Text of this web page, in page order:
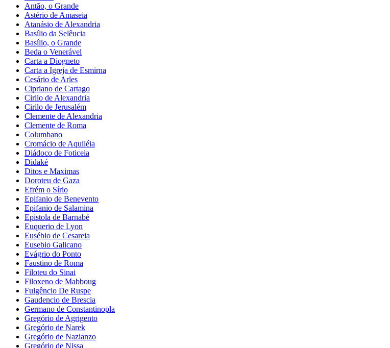
Antão, o Grande
Astério de Amaseia
Atanásio de Alexandria
Basílio da Selêucia
Basílio, o Grande
Beda o Venerável
Carta a Diogneto
Carta a Igreja de Esmirna
Cesário de Arles
Cipriano de Cartago
Cirilo de Alexandria
Cirilo de Jerusalém
Clemente de Alexandria
Clemente de Roma
Columbano
Cromácio de Aquiléia
Diádoco de Foticeia
Didaké
Ditos e Maximas
Doroteu de Gaza
Efrém o Sírio
Epifanio de Benevento
Epifanio de Salamina
Epistola de Barnabé
Euquerio de Lyon
Eusébio de Cesareia
Eusebio Galicano
Evágrio do Ponto
Faustino de Roma
Filoteu do Sinai
Filoxeno de Mabboug
Fulgêncio De Ruspe
Gaudencio de Brescia
Germano de Constantinopla
Gregório de Agrigento
Gregório de Narek
Gregório de Nazianzo
Gregório de Nissa